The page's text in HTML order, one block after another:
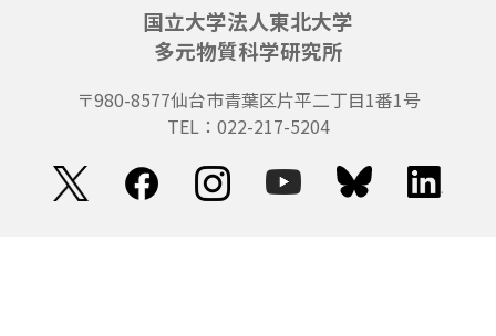
国立大学法人東北大学
多元物質科学研究所
〒980-8577仙台市青葉区片平二丁目1番1号
TEL：022-217-5204